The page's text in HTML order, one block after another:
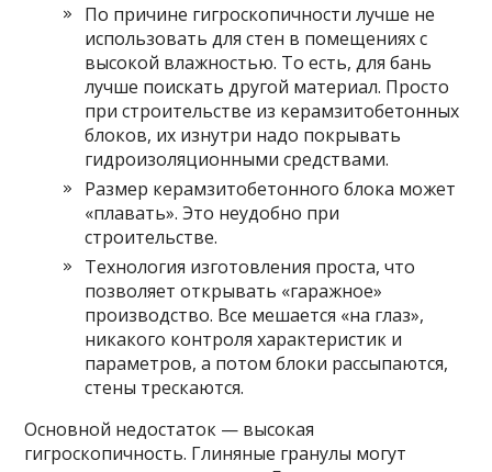
По причине гигроскопичности лучше не
использовать для стен в помещениях с
высокой влажностью. То есть, для бань
лучше поискать другой материал. Просто
при строительстве из керамзитобетонных
блоков, их изнутри надо покрывать
гидроизоляционными средствами.
Размер керамзитобетонного блока может
«плавать». Это неудобно при
строительстве.
Технология изготовления проста, что
позволяет открывать «гаражное»
производство. Все мешается «на глаз»,
никакого контроля характеристик и
параметров, а потом блоки рассыпаются,
стены трескаются.
Основной недостаток — высокая
гигроскопичность. Глиняные гранулы могут